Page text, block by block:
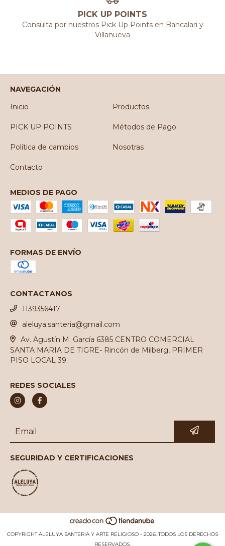
PICK UP POINTS
Consulta por nuestros Pick Up Points en Bancalari y
Villanueva
NAVEGACIÓN
Inicio
Productos
PICK UP POINTS Métodos de Pago
Política de cambios Nosotras
Contacto
MEDIOS DE PAGO
FORMAS DE ENVÍO
CONTACTANOS
1139356417
aleluya.santeria@gmail.com
Av. Agustín M. García 6385 CENTRO COMERCIAL
SANTA MARIA DE TIGRE- Rincón de Milberg, PRIMER
PISO LOCAL 39.
REDES SOCIALES
SEGURIDAD Y CERTIFICACIONES
COPYRIGHT ALELUYA SANTERIA Y ARTE RELIGIOSO - 2026. TODOS LOS DERECHOS
RESERVADOS.